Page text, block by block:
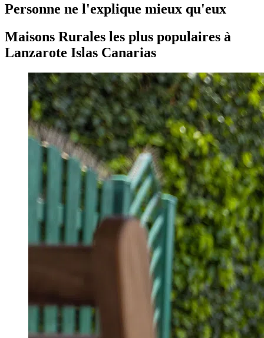
Personne ne l'explique mieux qu'eux
Maisons Rurales les plus populaires à
Lanzarote Islas Canarias